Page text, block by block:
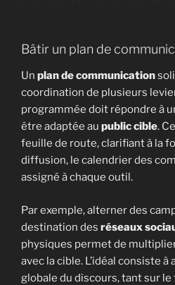
Bâtir un plan de
Un plan de communication
coordination de plusieurs
programmée doit répondre à
être adaptée au public cible.
feuille de route, clarifiant à la
diffusion, le calendrier des
assigné à chaque outil.
Par exemple, alterner des
destination des réseaux
physiques permet de
avec la cible. L’idéal consiste
globale du discours, tant sur